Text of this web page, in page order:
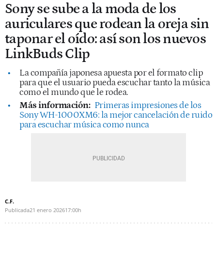
Sony se sube a la moda de los
auriculares que rodean la oreja sin
taponar el oído: así son los nuevos
LinkBuds Clip
La compañía japonesa apuesta por el formato clip
para que el usuario pueda escuchar tanto la música
como el mundo que le rodea.
Más información: Primeras impresiones de los
Sony WH-1000XM6: la mejor cancelación de ruido
para escuchar música como nunca
C.F.
Publicada21 enero 202617:00h